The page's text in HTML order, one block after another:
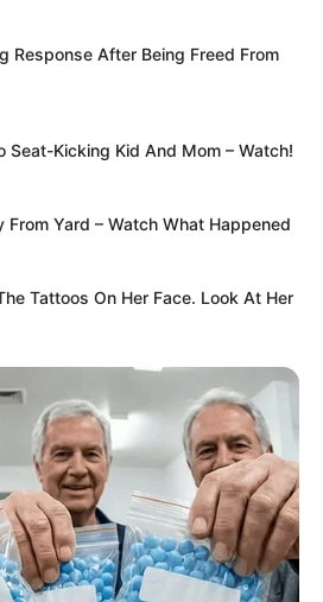
Response After Being Freed From
Seat-Kicking Kid And Mom – Watch!
Yard – Watch What Happened
Tattoos On Her Face. Look At Her